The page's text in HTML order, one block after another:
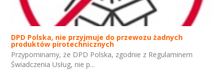
DPD Polska, nie przyjmuje do przewozu żadnych
produktów pirotechnicznych
Przypominamy, że DPD Polska, zgodnie z Regulaminem
Świadczenia Usług, nie p...